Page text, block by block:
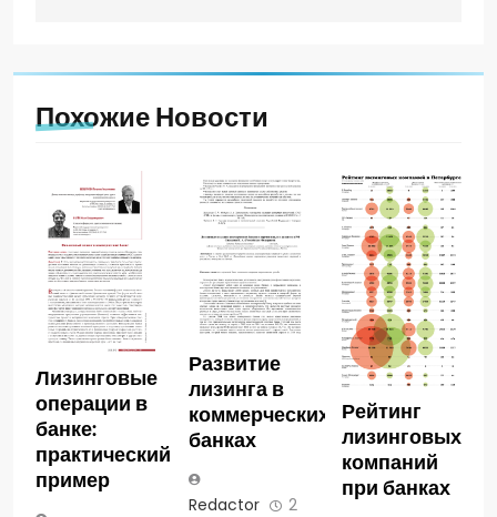
Похожие Новости
Лизинговые
операции в
банке:
практический
пример
Развитие
лизинга в
коммерческих
банках
Redactor
2
Рейтинг
лизинговых
компаний
при банках